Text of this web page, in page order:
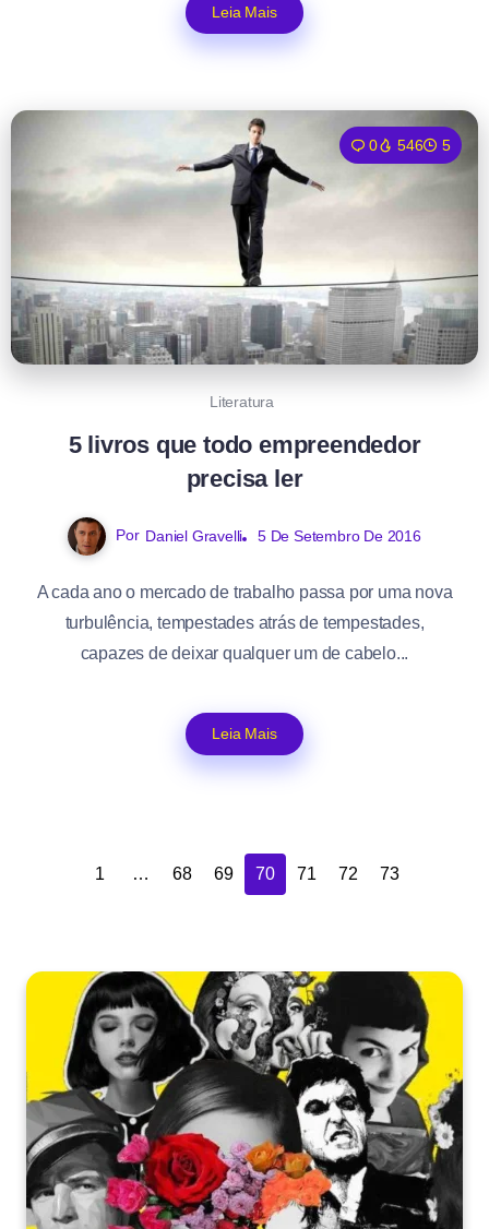
Leia Mais
0 546 5
Literatura
5 livros que todo empreendedor
precisa ler
Por Daniel Gravelli 5 De Setembro De 2016
A cada ano o mercado de trabalho passa por uma nova
turbulência, tempestades atrás de tempestades,
capazes de deixar qualquer um de cabelo...
Leia Mais
1 … 68 69 70 71 72 73